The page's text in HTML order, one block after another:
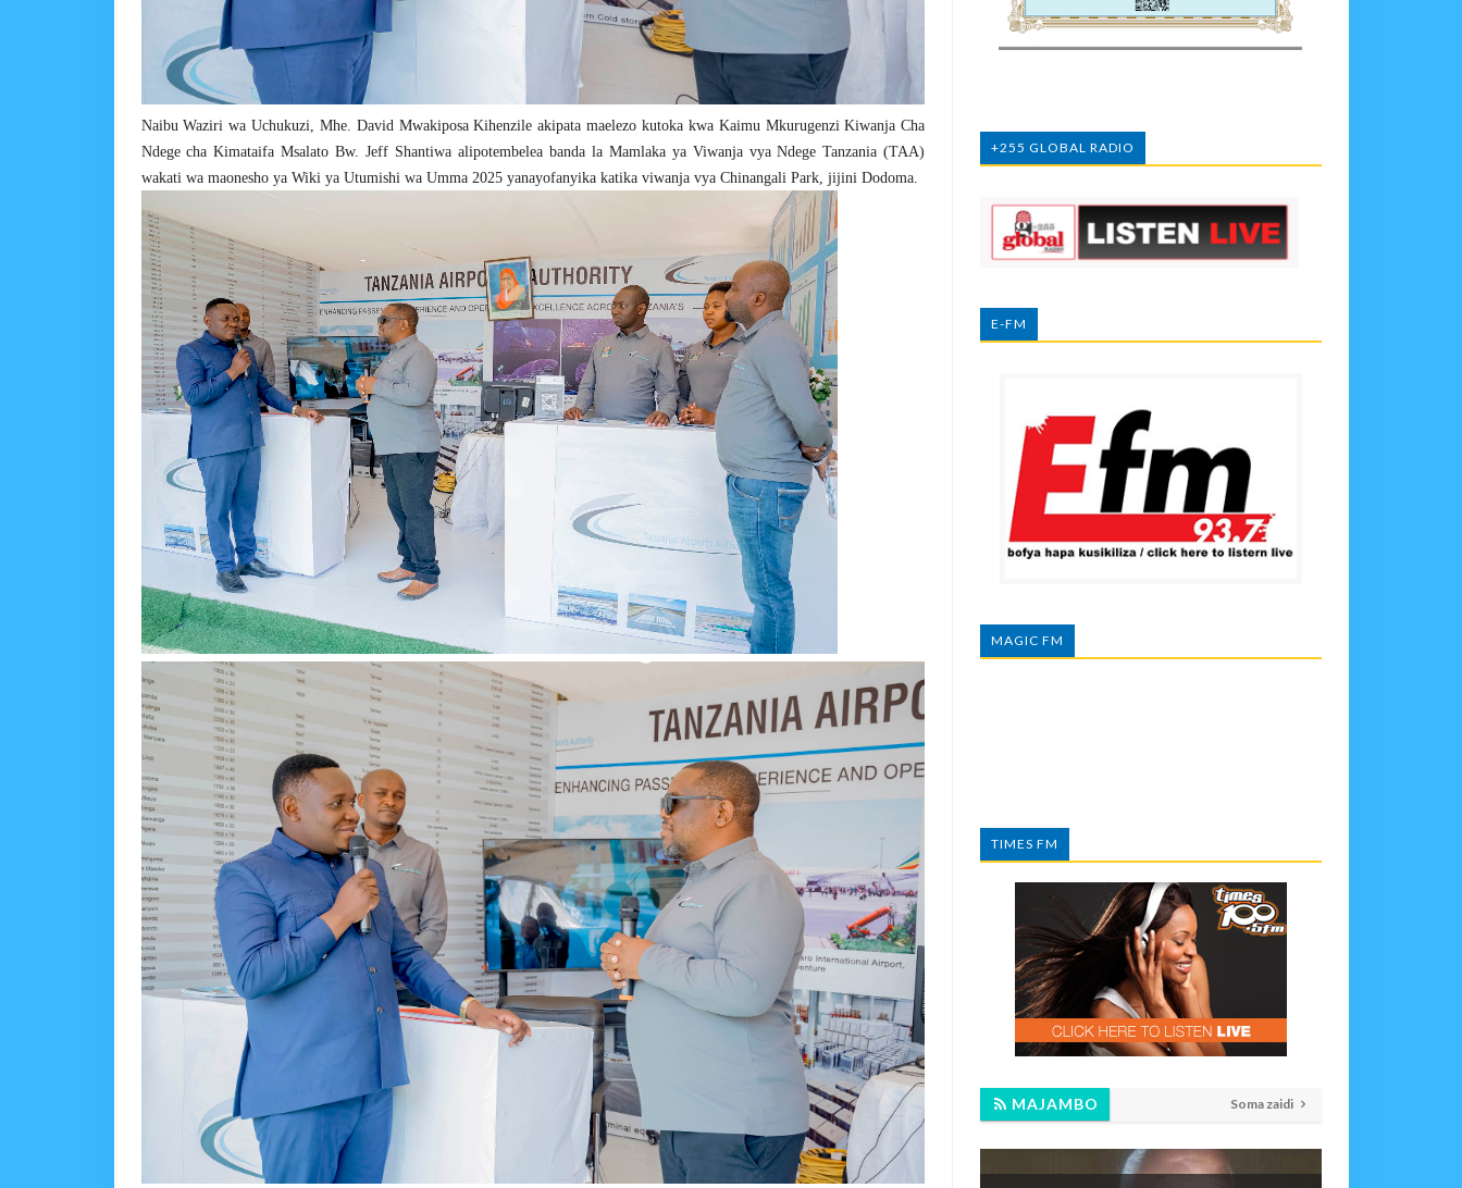
Naibu Waziri wa Uchukuzi, Mhe. David Mwakiposa Kihenzile akipata maelezo kutoka kwa Kaimu Mkurugenzi Kiwanja Cha
Ndege cha Kimataifa Msalato Bw. Jeff Shantiwa alipotembelea banda la Mamlaka ya Viwanja vya Ndege Tanzania (TAA)
wakati wa maonesho ya Wiki ya Utumishi wa Umma 2025 yanayofanyika katika viwanja vya Chinangali Park, jijini Dodoma.
+255 GLOBAL RADIO
E-FM
MAGIC FM
TIMES FM
MAJAMBO Soma zaidi